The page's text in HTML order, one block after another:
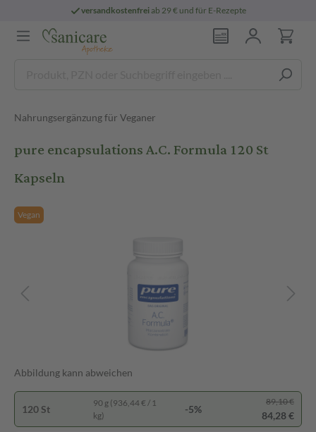
versandkostenfreiab 29 € und für E-Rezepte
Nahrungsergänzung für Veganer
pure encapsulations A.C. Formula 120 St
Kapseln
Vegan
Abbildung kann abweichen
120 St
90 g (936,44 € / 1
kg)
-5%
89,10 €
84,28 €